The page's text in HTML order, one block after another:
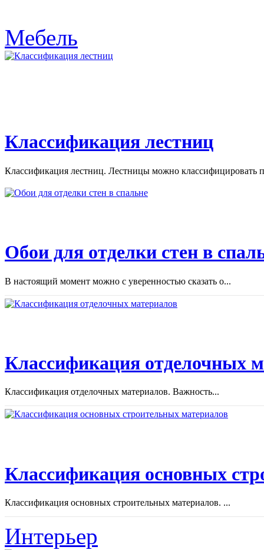
Мебель
Классификация лестниц
Классификация лестниц. Лестницы можно классифицировать
Обои для отделки стен в
В настоящий момент можно с уверенностью сказать о...
Классификация отделочных
Классификация отделочных материалов. Важность...
Классификация основных
Классификация основных строительных материалов. ...
Интерьер